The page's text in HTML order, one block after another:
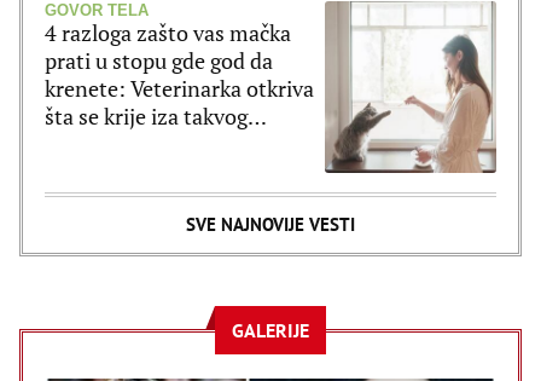
GOVOR TELA
4 razloga zašto vas mačka
prati u stopu gde god da
krenete: Veterinarka otkriva
šta se krije iza takvog
SVE NAJNOVIJE VESTI
GALERIJE